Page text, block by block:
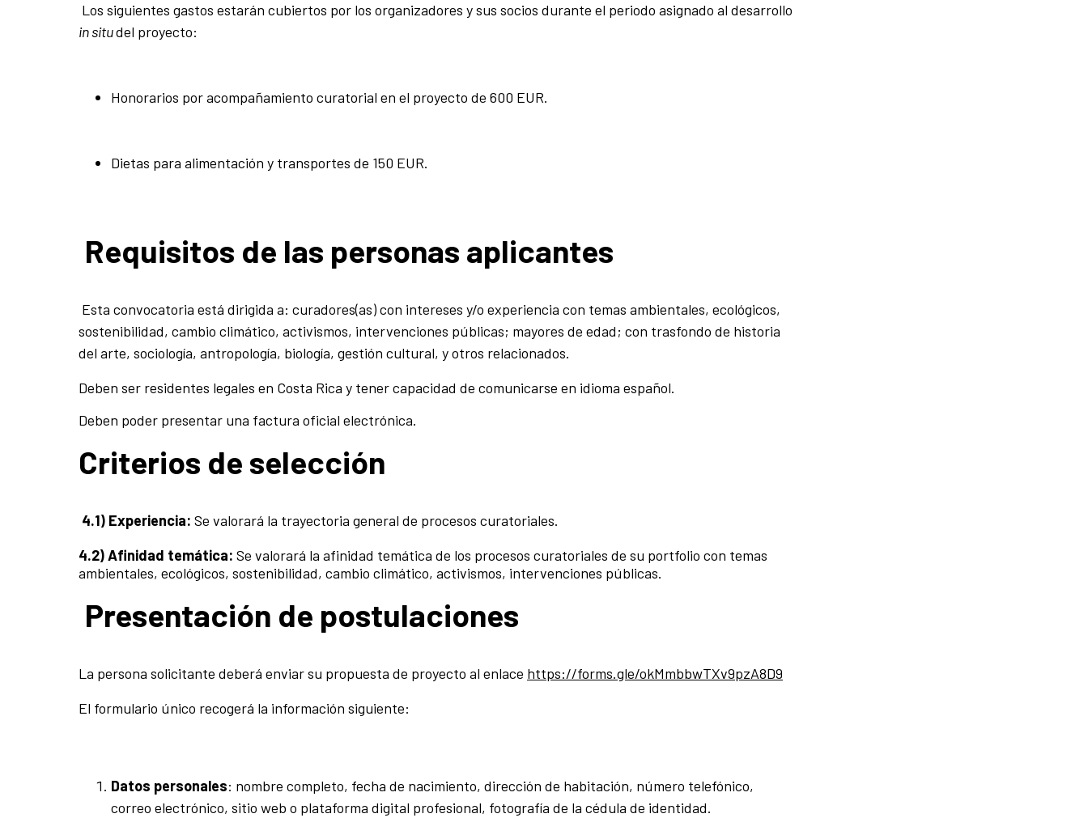
Los siguientes gastos estarán cubiertos por los organizadores y sus socios durante el periodo asignado al desarrollo
in situdel proyecto:
Honorarios por acompañamiento curatorial en el proyecto de 600 EUR.
Dietas para alimentación y transportes de 150 EUR.
Requisitos de las personas aplicantes
Esta convocatoria está dirigida a: curadores(as) con intereses y/o experiencia con temas ambientales, ecológicos,
sostenibilidad, cambio climático, activismos, intervenciones públicas; mayores de edad; con trasfondo de historia
del arte, sociología, antropología, biología, gestión cultural, y otros relacionados.
Deben ser residentes legales en Costa Rica y tener capacidad de comunicarse en idioma español.
Deben poder presentar una factura oficial electrónica.
Criterios de selección
4.1) Experiencia: Se valorará la trayectoria general de procesos curatoriales.
4.2) Afinidad temática: Se valorará la afinidad temática de los procesos curatoriales de su portfolio con temas
ambientales, ecológicos, sostenibilidad, cambio climático, activismos, intervenciones públicas.
Presentación de postulaciones
La persona solicitante deberá enviar su propuesta de proyecto al enlace https://forms.gle/okMmbbwTXv9pzA8D9
El formulario único recogerá la información siguiente:
Datos personales: nombre completo, fecha de nacimiento, dirección de habitación, número telefónico,
correo electrónico, sitio web o plataforma digital profesional, fotografía de la cédula de identidad.